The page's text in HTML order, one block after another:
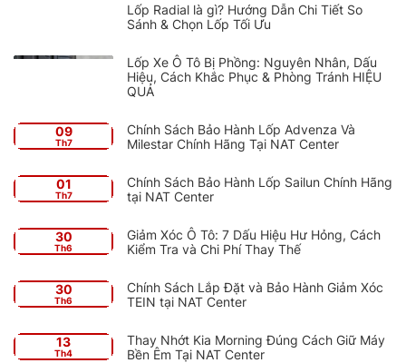
Lốp Radial là gì? Hướng Dẫn Chi Tiết So
Sánh & Chọn Lốp Tối Ưu
Lốp Xe Ô Tô Bị Phồng: Nguyên Nhân, Dấu
Hiệu, Cách Khắc Phục & Phòng Tránh HIỆU
QUẢ
09
Th7
Chính Sách Bảo Hành Lốp Advenza Và
Milestar Chính Hãng Tại NAT Center
01
Th7
Chính Sách Bảo Hành Lốp Sailun Chính Hãng
tại NAT Center
30
Th6
Giảm Xóc Ô Tô: 7 Dấu Hiệu Hư Hỏng, Cách
Kiểm Tra và Chi Phí Thay Thế
30
Th6
Chính Sách Lắp Đặt và Bảo Hành Giảm Xóc
TEIN tại NAT Center
13
Th4
Thay Nhớt Kia Morning Đúng Cách Giữ Máy
Bền Êm Tại NAT Center